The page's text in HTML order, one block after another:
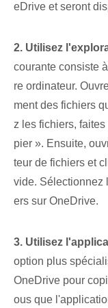
eDrive et seront
2. Utilisez⁢
courante consiste
re ordinateur.
ment des fichiers
z les fichiers,
pier ». Ensuite,
teur de fichiers et
vide. Sélectionnez
ers sur OneDrive.
3. Utilisez
option plus
OneDrive pour
ous que